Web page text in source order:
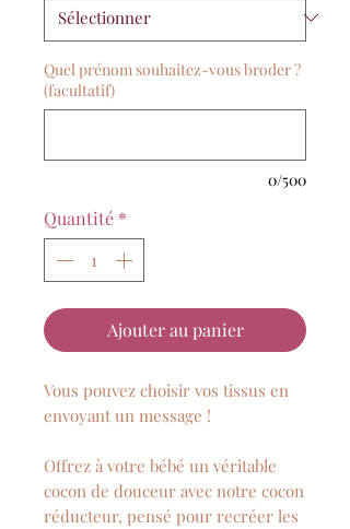
Quel prénom souhaitez-vous broder ?
(facultatif)
0/500
Quantité *
Ajouter au panier
Vous pouvez choisir vos tissus en
envoyant un message !
Offrez à votre bébé un véritable
cocon de douceur avec notre cocon
réducteur, pensé pour recréer les